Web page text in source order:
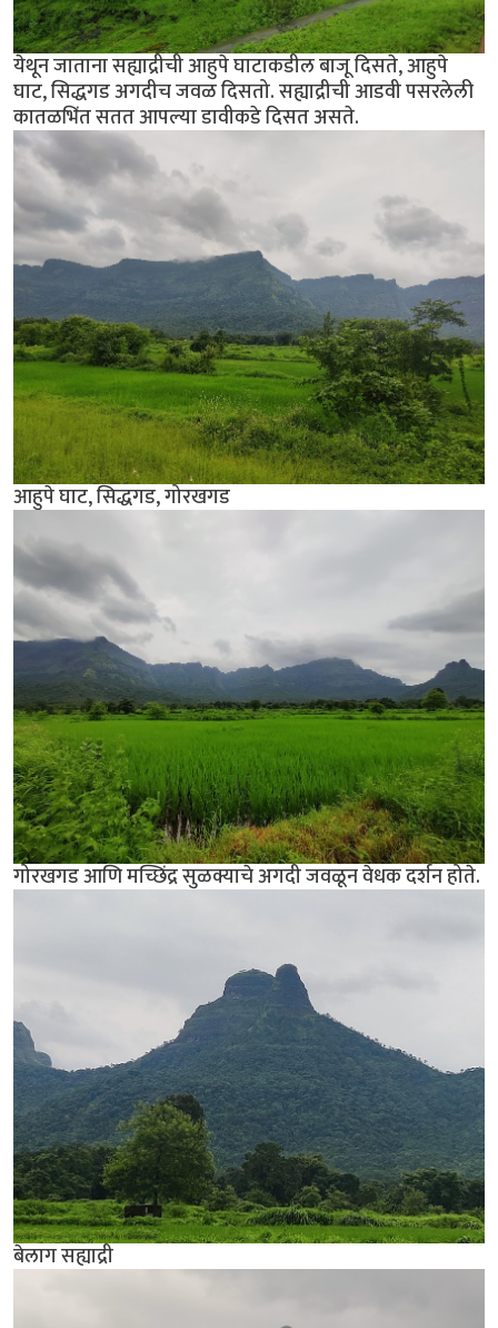
येथून जाताना सह्याद्रीची आहुपे घाटाकडील बाजू दिसते, आहुपे
घाट, सिद्धगड अगदीच जवळ दिसतो. सह्याद्रीची आडवी पसरलेली
कातळभिंत सतत आपल्या डावीकडे दिसत असते.
आहुपे घाट, सिद्धगड, गोरखगड
गोरखगड आणि मच्छिंद्र सुळक्याचे अगदी जवळून वेधक दर्शन होते.
बेलाग सह्याद्री